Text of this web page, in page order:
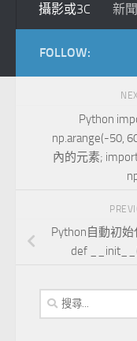
攝影或3C 新聞
FOLLOW:
Python
np.arange(-50,
內的元素;
Python自動初始
def
搜
尋